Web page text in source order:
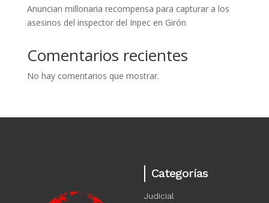
Anuncian millonaria recompensa para capturar a los
asesinos del inspector del Inpec en Girón
Comentarios recientes
No hay comentarios que mostrar.
Categorías
Judicial